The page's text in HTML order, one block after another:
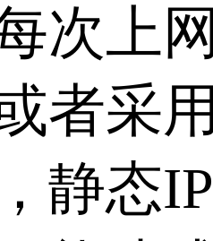
次上
者采
静态